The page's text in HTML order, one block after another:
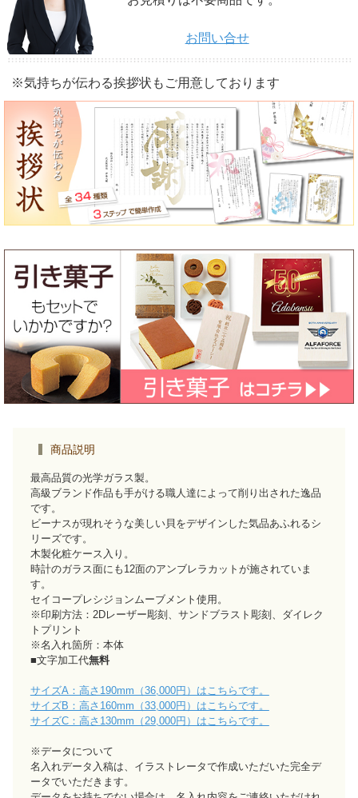
お問い合せ
※気持ちが伝わる挨拶状もご用意しております
商品説明
最高品質の光学ガラス製。
高級ブランド作品も手がける職人達によって削り出された逸品
です。
ビーナスが現れそうな美しい貝をデザインした気品あふれるシ
リーズです。
木製化粧ケース入り。
時計のガラス面にも12面のアンブレラカットが施されていま
す。
セイコープレシジョンムーブメント使用。
※印刷方法：2Dレーザー彫刻、サンドブラスト彫刻、ダイレク
トプリント
※名入れ箇所：本体
■文字加工代無料
サイズA：高さ190mm（36,000円）はこちらです。
サイズB：高さ160mm（33,000円）はこちらです。
サイズC：高さ130mm（29,000円）はこちらです。
※データについて
名入れデータ入稿は、イラストレータで作成いただいた完全デ
ータでいただきます。